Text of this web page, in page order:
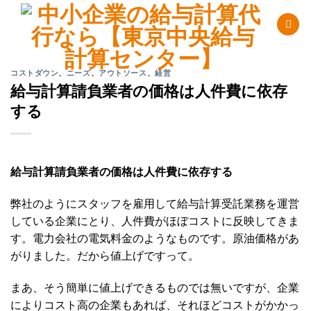
content
コストダウン、ニーズ、 アウトソース 、経営
給与計算請負業者の価格は人件費に依存
する
給与計算請負業者の価格は人件費に依存する
弊社のようにスタッフを雇用して給与計算受託業務を運営
している企業にとり、人件費がほぼコストに反映してきま
す。電力会社の電気料金のようなものです。原油価格があ
がりました。だから値上げですって。
まあ、そう簡単に値上げできるものでは無いですが、企業
によりコスト高の企業もあれば、それほどコストがかかっ